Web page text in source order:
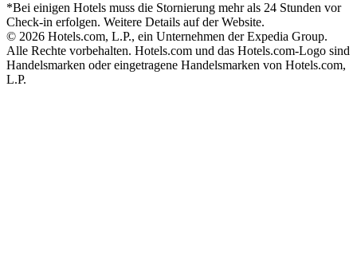
*Bei einigen Hotels muss die Stornierung mehr als 24 Stunden vor
Check-in erfolgen. Weitere Details auf der Website.
© 2026 Hotels.com, L.P., ein Unternehmen der Expedia Group.
Alle Rechte vorbehalten. Hotels.com und das Hotels.com-Logo sind
Handelsmarken oder eingetragene Handelsmarken von Hotels.com,
L.P.